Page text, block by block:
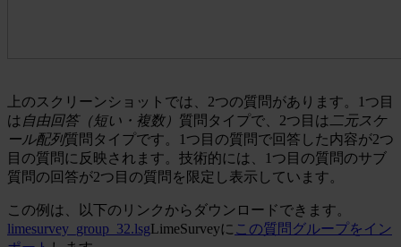
上のスクリーンショットでは、2つの質問があります。1つ目
は 自由回答（短い・複数） 質問タイプで、2つ目は 二元スケ
ール配列質問タイプです。1つ目の質問で回答した内容が2つ
目の質問に反映されます。技術的には、1つ目の質問のサブ
質問の回答が2つ目の質問を限定し表示しています。
この例は、以下のリンクからダウンロードできます。
limesurvey_group_32.lsgLimeSurveyに この質問グループをイン